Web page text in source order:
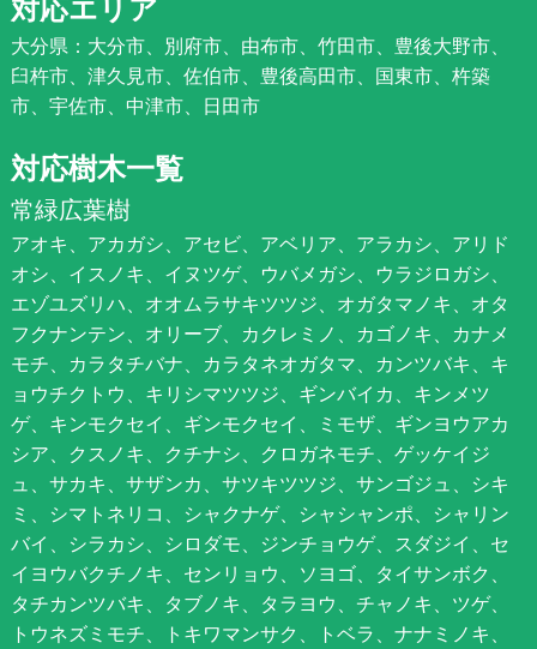
大分県：大分市、別府市、由布市、竹田市、豊後大野市、
臼杵市、津久見市、佐伯市、豊後高田市、国東市、杵築
市、宇佐市、中津市、日田市
対応樹木一覧
常緑広葉樹
アオキ、アカガシ、アセビ、アベリア、アラカシ、アリド
オシ、イスノキ、イヌツゲ、ウバメガシ、ウラジロガシ、
エゾユズリハ、オオムラサキツツジ、オガタマノキ、オタ
フクナンテン、オリーブ、カクレミノ、カゴノキ、カナメ
モチ、カラタチバナ、カラタネオガタマ、カンツバキ、キ
ョウチクトウ、キリシマツツジ、ギンバイカ、キンメツ
ゲ、キンモクセイ、ギンモクセイ、ミモザ、ギンヨウアカ
シア、クスノキ、クチナシ、クロガネモチ、ゲッケイジ
ュ、サカキ、サザンカ、サツキツツジ、サンゴジュ、シキ
ミ、シマトネリコ、シャクナゲ、シャシャンポ、シャリン
バイ、シラカシ、シロダモ、ジンチョウゲ、スダジイ、セ
イヨウバクチノキ、センリョウ、ソヨゴ、タイサンボク、
タチカンツバキ、タブノキ、タラヨウ、チャノキ、ツゲ、
トウネズミモチ、トキワマンサク、トベラ、ナナミノキ、